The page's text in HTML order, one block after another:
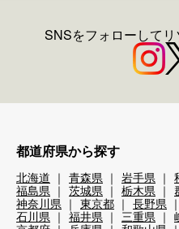
SNSをフォローして
都道府県から探す
北海道 青森県 岩手県
福島県
茨城県 栃木県
神奈川県
東京都 長野県
石川県
福井県 三重県